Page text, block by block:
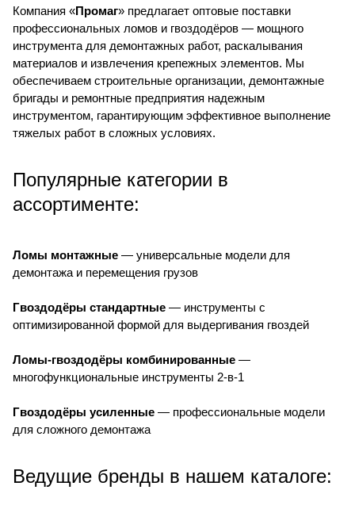
Компания «Промаг» предлагает оптовые поставки
профессиональных ломов и гвоздодёров — мощного
инструмента для демонтажных работ, раскалывания
материалов и извлечения крепежных элементов. Мы
обеспечиваем строительные организации, демонтажные
бригады и ремонтные предприятия надежным
инструментом, гарантирующим эффективное выполнение
тяжелых работ в сложных условиях.
Популярные категории в
ассортименте:
Ломы монтажные — универсальные модели для
демонтажа и перемещения грузов
Гвоздодёры стандартные — инструменты с
оптимизированной формой для выдергивания гвоздей
Ломы-гвоздодёры комбинированные —
многофункциональные инструменты 2-в-1
Гвоздодёры усиленные — профессиональные модели
для сложного демонтажа
Ведущие бренды в нашем каталоге: